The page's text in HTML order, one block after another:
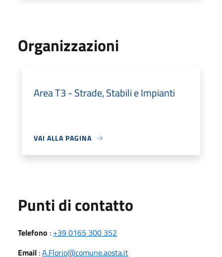
Organizzazioni
Area T3 - Strade, Stabili e Impianti
VAI ALLA PAGINA
Punti di contatto
Telefono : +39 0165 300 352
Email :A.Florio@comune.aosta.it